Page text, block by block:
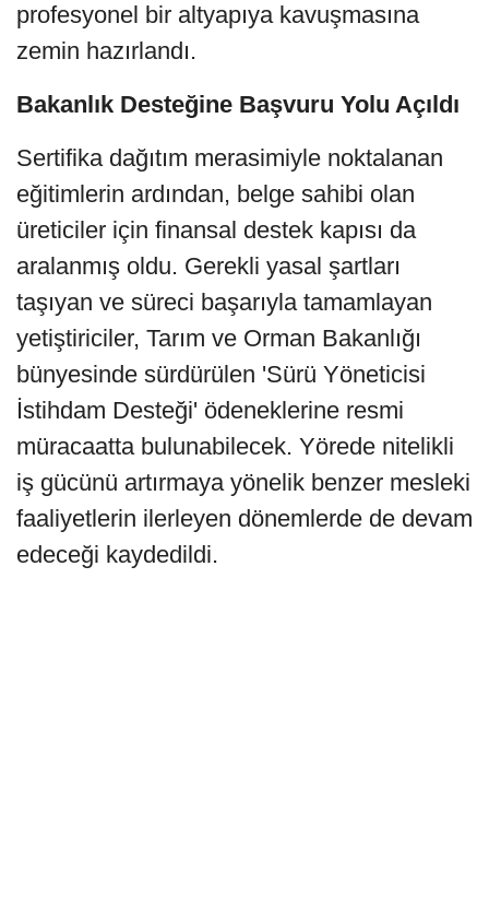
profesyonel bir altyapıya kavuşmasına
zemin hazırlandı.
Bakanlık Desteğine Başvuru Yolu Açıldı
Sertifika dağıtım merasimiyle noktalanan
eğitimlerin ardından, belge sahibi olan
üreticiler için finansal destek kapısı da
aralanmış oldu. Gerekli yasal şartları
taşıyan ve süreci başarıyla tamamlayan
yetiştiriciler, Tarım ve Orman Bakanlığı
bünyesinde sürdürülen 'Sürü Yöneticisi
İstihdam Desteği' ödeneklerine resmi
müracaatta bulunabilecek. Yörede nitelikli
iş gücünü artırmaya yönelik benzer mesleki
faaliyetlerin ilerleyen dönemlerde de devam
edeceği kaydedildi.